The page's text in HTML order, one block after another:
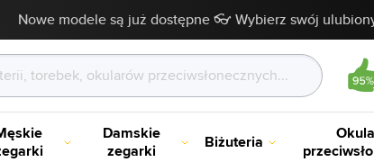
Nowe modele są już dostępne 👓 Wybierz swój
Damskie
zegarki
Biżuteria